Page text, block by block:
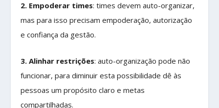
2. Empoderar times: times devem auto-organizar,
mas para isso precisam empoderação, autorização
e confiança da gestão.
3. Alinhar restrições: auto-organização pode não
funcionar, para diminuir esta possibilidade dê às
pessoas um propósito claro e metas
compartilhadas.